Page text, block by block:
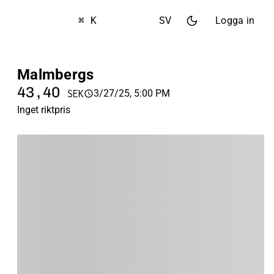
⌘ K SV Logga in
Malmbergs
43,40 SEK
3/27/25, 5:00 PM
Inget riktpris